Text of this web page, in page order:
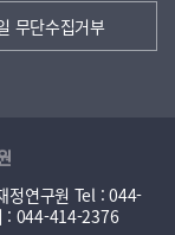
무단수집거부
정연구원 Tel : 044-
: 044-414-2376